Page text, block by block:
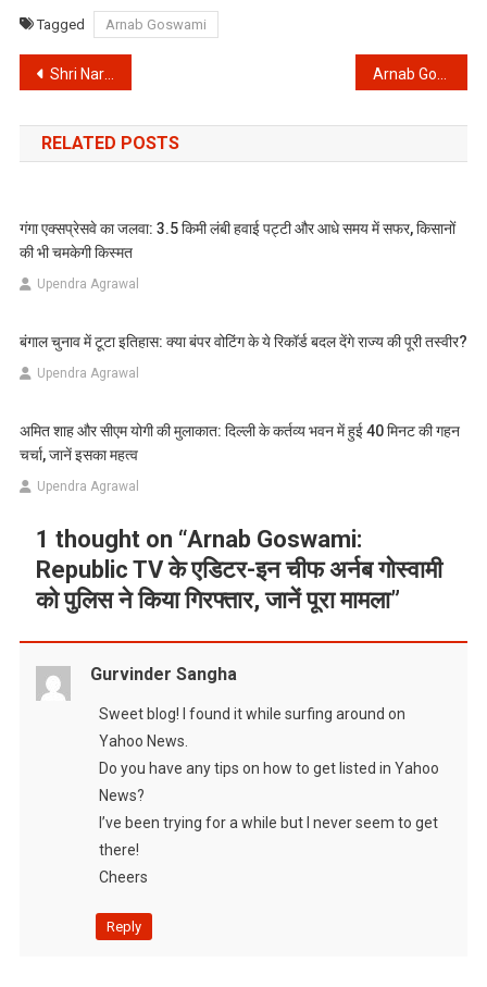
Tagged Arnab Goswami
Post
navigation
Shri Narayan Kavach in Hindi ॥ श्री नारायण सम्पूर्ण कवच अर्थ सहित हिंदी में 2020
RELATED POSTS
गंगा एक्सप्रेसवे का जलवा: 3.5 किमी लंबी हवाई पट्टी और आधे समय में सफर, किसानों
की भी चमकेगी किस्मत
Upendra Agrawal
बंगाल चुनाव में टूटा इतिहास: क्या बंपर वोटिंग के ये रिकॉर्ड बदल देंगे राज्य की पूरी तस्वीर?
Upendra Agrawal
अमित शाह और सीएम योगी की मुलाकात: दिल्ली के कर्तव्य भवन में हुई 40 मिनट की गहन
चर्चा, जानें इसका महत्व
Upendra Agrawal
1 thought on “Arnab Goswami:
Republic TV के एडिटर-इन चीफ अर्नब गोस्वामी
को पुलिस ने किया गिरफ्तार, जानें पूरा मामला”
Gurvinder Sangha
Sweet blog! I found it while surfing around on
Yahoo News.
Do you have any tips on how to get listed in Yahoo
News?
I’ve been trying for a while but I never seem to get
there!
Cheers
Reply